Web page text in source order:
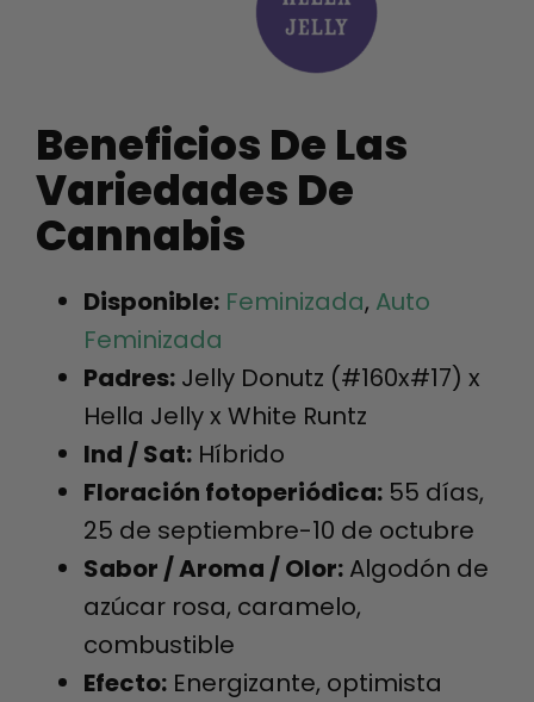
Beneficios De Las
Variedades De
Cannabis
Disponible: Feminizada, Auto
Feminizada
Padres:Jelly Donutz (#160x#17) x
Hella Jelly x White Runtz
Ind / Sat:Híbrido
Floración fotoperiódica:55 días,
25 de septiembre-10 de octubre
Sabor / Aroma / Olor:Algodón de
azúcar rosa, caramelo,
combustible
Efecto:Energizante, optimista